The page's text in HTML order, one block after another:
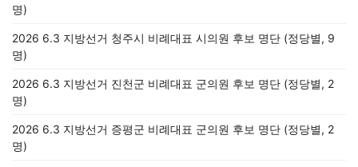
명)
2026 6.3 지방선거 청주시 비례대표 시의원 후보 명단 (정당별, 9
명)
2026 6.3 지방선거 진천군 비례대표 군의원 후보 명단 (정당별, 2
명)
2026 6.3 지방선거 증평군 비례대표 군의원 후보 명단 (정당별, 2
명)